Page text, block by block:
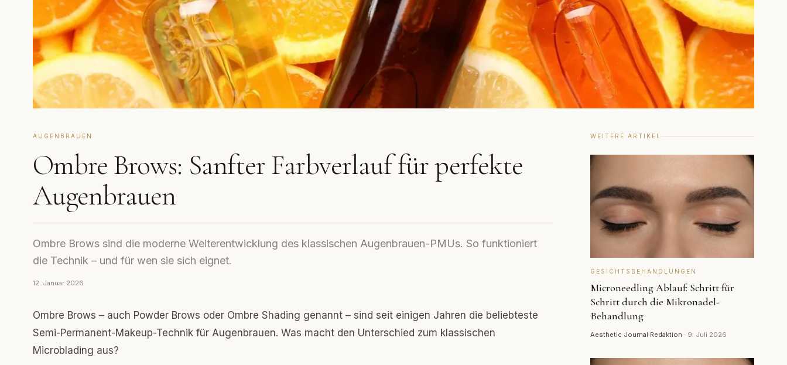
AUGENBRAUEN
Ombre Brows: Sanfter Farbverlauf für perfekte
Augenbrauen
Ombre Brows sind die moderne Weiterentwicklung des klassischen Augenbrauen-PMUs. So funktioniert
die Technik – und für wen sie sich eignet.
12. Januar 2026
Ombre Brows – auch Powder Brows oder Ombre Shading genannt – sind seit einigen Jahren die beliebteste
Semi-Permanent-Makeup-Technik für Augenbrauen. Was macht den Unterschied zum klassischen
Microblading aus?
WEITERE ARTIKEL
GESICHTSBEHANDLUNGEN
Microneedling Ablauf: Schritt für
Schritt durch die Mikronadel-
Behandlung
Aesthetic Journal Redaktion · 9. Juli 2026